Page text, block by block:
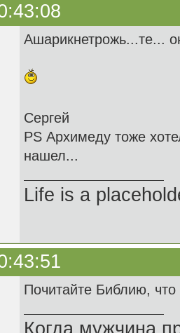
Ашарикнетрожь...те...
Сергей
PS Архимеду тоже
нашел...
Life is a
Почитайте Библию,
Когда мужчина